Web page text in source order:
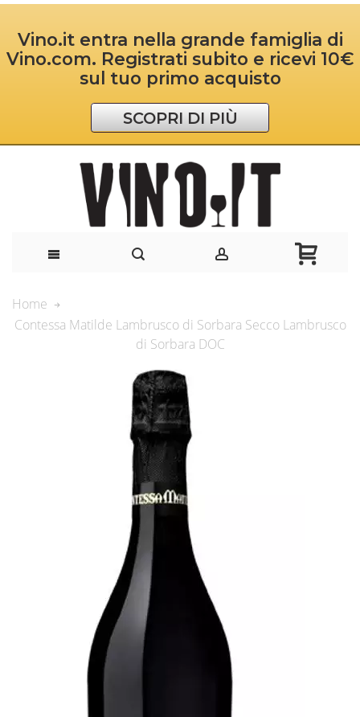
Vino.it entra nella grande famiglia di
Vino.com. Registrati subito e ricevi 10€
sul tuo primo acquisto
SCOPRI DI PIÙ
Home
Contessa Matilde Lambrusco di Sorbara Secco Lambrusco
di Sorbara DOC